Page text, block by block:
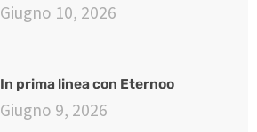
Giugno 10, 2026
In prima linea con Eternoo
Giugno 9, 2026